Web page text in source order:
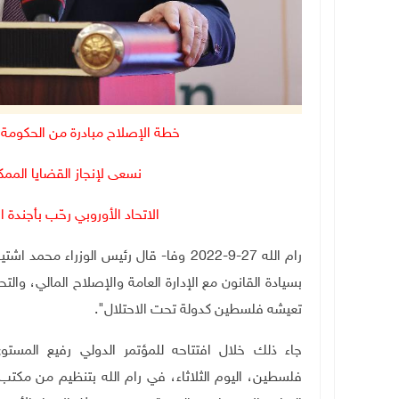
خطة الإصلاح مبادرة من
نسعى لإنجاز القضايا
الاتحاد الأوروبي رحّب
رام الله 27-9-2022 وفا- قال رئيس
بسيادة القانون مع الإدارة العامة والإصلاح المالي،
تعيشه فلسطين كدولة تحت الاحتلال".
جاء ذلك خلال افتتاحه للمؤتمر الدولي رفيع
فلسطين، اليوم الثلاثاء، في رام الله بتنظيم من